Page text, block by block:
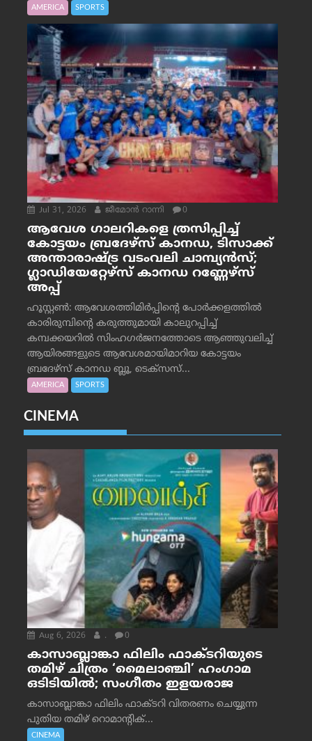
AMERICA SPORTS
Jul 31, 2026 ജീമോന്‍ റാന്നി 0
ആവേശ ഗാലറികളെ ത്രസിപ്പിച്ച്
കോട്ടയം ബ്രദേഴ്‌സ് കാനഡ, ടിസാക്ക്
അന്താരാഷ്ട്ര വടംവലി ചാമ്പ്യന്‍സ്;
ഗ്ലാഡിയേറ്റേഴ്‌സ് കാനഡ റണ്ണേഴ്‌സ്
അപ്പ്
ഹൂസ്റ്റണ്‍: ആവേശത്തിമിര്‍പ്പിന്റെ പോര്‍ക്കളത്തില്‍
കാരിരുമ്പിന്റെ കരുത്തുമായി കാലുറപ്പിച്ച്
കമ്പക്കയറില്‍ സിംഹഗര്‍ജനത്തോടെ ആഞ്ഞുവലിച്ച്
ആയിരങ്ങളുടെ ആവേശമായിമാറിയ കോട്ടയം
ബ്രദേഴ്‌സ് കാനഡ ബ്ലൂ, ടെക്‌സസ്...
AMERICA SPORTS
CINEMA
Aug 6, 2026 . 0
കാസാബ്ലാങ്കാ ഫിലിം ഫാക്ടറിയുടെ
തമിഴ് ചിത്രം ‘മൈലാഞ്ചി’ ഹംഗാമ
ഒടിടിയിൽ; സംഗീതം ഇളയരാജ
കാസാബ്ലാങ്കാ ഫിലിം ഫാക്ടറി വിതരണം ചെയ്യുന്ന
പുതിയ തമിഴ് റൊമാന്റിക്...
CINEMA